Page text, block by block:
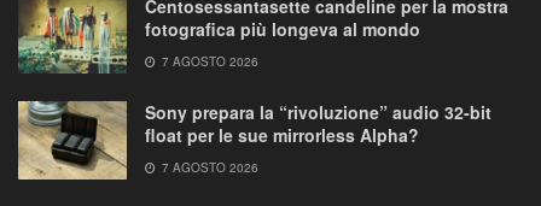
Centosessantasette candeline per la mostra
fotografica più longeva al mondo
7 AGOSTO 2026
Sony prepara la “rivoluzione” audio 32-bit
float per le sue mirrorless Alpha?
7 AGOSTO 2026